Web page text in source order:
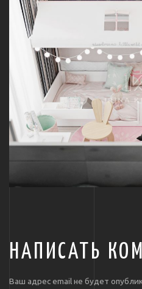
НАПИСАТЬ
Ваш адрес email не будет